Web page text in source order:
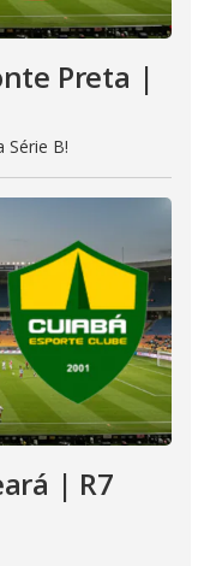
Preta |
Série B!
| R7